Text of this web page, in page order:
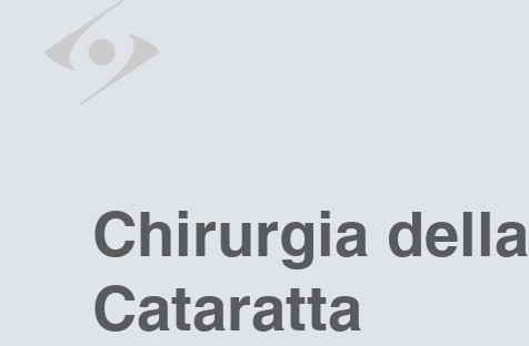
Chirurgia della
Cataratta